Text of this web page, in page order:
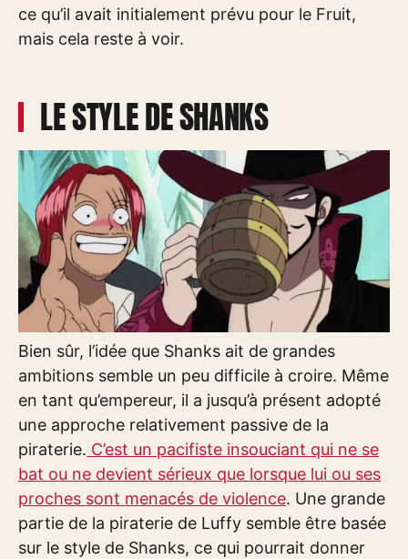
ce qu’il avait initialement prévu pour le Fruit,
mais cela reste à voir.
LE STYLE DE SHANKS
Bien sûr, l’idée que Shanks ait de grandes
ambitions semble un peu difficile à croire. Même
en tant qu’empereur, il a jusqu’à présent adopté
une approche relativement passive de la
piraterie. C’est un pacifiste insouciant qui ne se
bat ou ne devient sérieux que lorsque lui ou ses
proches sont menacés de violence. Une grande
partie de la piraterie de Luffy semble être basée
sur le style de Shanks, ce qui pourrait donner